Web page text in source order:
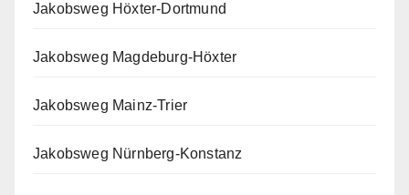
Jakobsweg Höxter-Dortmund
Jakobsweg Magdeburg-Höxter
Jakobsweg Mainz-Trier
Jakobsweg Nürnberg-Konstanz